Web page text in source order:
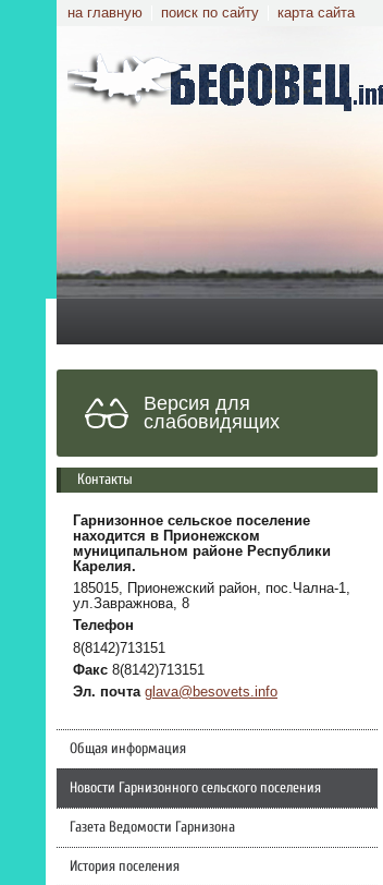
на главную поиск по сайту карта сайта
Версия для
слабовидящих
Контакты
Гарнизонное сельское поселение
находится в Прионежском
муниципальном районе Республики
Карелия.
185015, Прионежский район, пос.Чална-1,
ул.Завражнова, 8
Телефон
8(8142)713151
Факс 8(8142)713151
Эл. почта glava@besovets.info
Общая информация
Новости Гарнизонного сельского поселения
Газета Ведомости Гарнизона
История поселения